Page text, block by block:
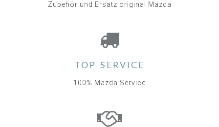
Zubehör und Ersatz original Mazda
TOP SERVICE
100% Mazda Service